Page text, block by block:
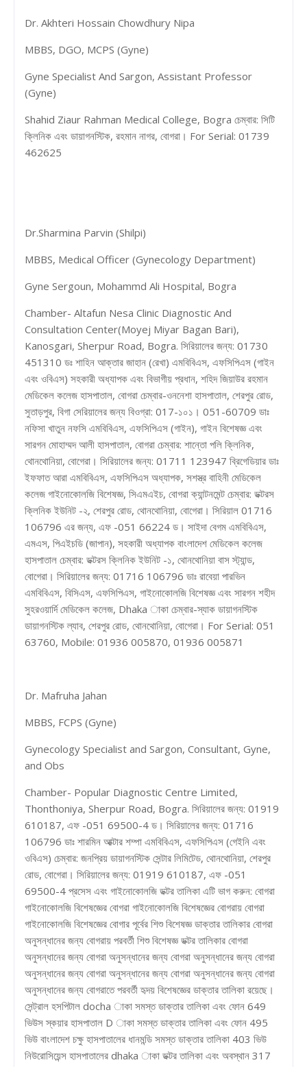
Dr. Akhteri Hossain Chowdhury Nipa
MBBS, DGO, MCPS (Gyne)
Gyne Specialist And Sargon, Assistant Professor
(Gyne)
Shahid Ziaur Rahman Medical College, Bogra চেম্বার: সিটি
ক্লিনিক এবং ডায়াগনস্টিক, রহমান নাগর, বোগরা। For Serial: 01739
462625
Dr.Sharmina Parvin (Shilpi)
MBBS, Medical Officer (Gynecology Department)
Gyne Sergoun, Mohammd Ali Hospital, Bogra
Chamber- Altafun Nesa Clinic Diagnostic And
Consultation Center(Moyej Miyar Bagan Bari),
Kanosgari, Sherpur Road, Bogra. সিরিয়ালের জন্য: 01730
451310 ডঃ শাহিন আক্তার জাহান (রেখা) এমবিবিএস, এফসিপিএস (গাইন
এবং ওবিএস) সহকারী অধ্যাপক এবং বিভাগীয় প্রধান, শহিদ জিয়াউর রহমান
মেডিকেল কলেজ হাসপাতাল, বোগরা চেম্বার-ওননেশা হাসপাতাল, শেরপুর রোড,
সুতাড়পুর, বিগা সেরিয়ালের জন্য বিওগ্রা: 017-১০১। 051-60709 ডাঃ
নফিসা খাতুন নফসি এমবিবিএস, এফসিপিএস (গাইন), গাইন বিশেষজ্ঞ এবং
সারগন মোহাম্মদ আলী হাসপাতাল, বোগরা চেম্বার: শান্তো পলি ক্লিনিক,
থোনথোনিয়া, বোগেরা। সিরিয়ালের জন্য: 01711 123947 ব্রিগেডিয়ার ডাঃ
ইফফাত আরা এমবিবিএস, এফসিপিএস অধ্যাপক, সশস্ত্র বাহিনী মেডিকেল
কলেজ গাইনোকোলজি বিশেষজ্ঞ, সিএমএইচ, বোগরা ক্যান্টনমেন্ট চেম্বার: ডক্টরস
ক্লিনিক ইউনিট -২, শেরপুর রোড, থোনথোনিয়া, বোগেরা। সিরিয়াল 01716
106796 এর জন্য, এফ -051 66224 ড। সাইদা বেগম এমবিবিএস,
এমএস, পিএইচডি (জাপান), সহকারী অধ্যাপক বাংলাদেশ মেডিকেল কলেজ
হাসপাতাল চেম্বার: ডক্টরস ক্লিনিক ইউনিট -১, থোনথোনিয়া বাস স্ট্যান্ড,
বোগেরা। সিরিয়ালের জন্য: 01716 106796 ডাঃ রাবেয়া পারভিন
এমবিবিএস, বিসিএস, এফসিপিএস, গাইনোকোলজি বিশেষজ্ঞ এবং সারগন শহীদ
সুহরওয়ার্দি মেডিকেল কলেজ, Dhaka াকা চেম্বার-স্যাক ডায়াগনস্টিক
ডায়াগনস্টিক ল্যাব, শেরপুর রোড, থোনথোনিয়া, বোগেরা। For Serial: 051
63760, Mobile: 01936 005870, 01936 005871
Dr. Mafruha Jahan
MBBS, FCPS (Gyne)
Gynecology Specialist and Sargon, Consultant, Gyne,
and Obs
Chamber- Popular Diagnostic Centre Limited,
Thonthoniya, Sherpur Road, Bogra. সিরিয়ালের জন্য: 01919
610187, এফ -051 69500-4 ড। সিরিয়ালের জন্য: 01716
106796 ডাঃ শারমিন আক্টার শম্পা এমবিবিএস, এফসিপিএস (গেইনি এবং
ওবিএস) চেম্বার: জনপ্রিয় ডায়াগনস্টিক সেন্টার লিমিটেড, থোনথোনিয়া, শেরপুর
রোড, বোগেরা। সিরিয়ালের জন্য: 01919 610187, এফ -051
69500-4 প্রসেস এবং গাইনোকোলজি ডক্টর তালিকা এটি ভাগ করুন: বোগরা
গাইনোকোলজি বিশেষজ্ঞের বোগরা গাইনোকোলজি বিশেষজ্ঞের বোগরায় বোগরা
গাইনোকোলজি বিশেষজ্ঞের বোগার পূর্বের শিশু বিশেষজ্ঞ ডাক্তার তালিকার বোগরা
অনুসন্ধানের জন্য বোগরায় পরবর্তী শিশু বিশেষজ্ঞ ডক্টর তালিকার বোগরা
অনুসন্ধানের জন্য বোগরা অনুসন্ধানের জন্য বোগরা অনুসন্ধানের জন্য বোগরা
অনুসন্ধানের জন্য বোগরা অনুসন্ধানের জন্য বোগরা অনুসন্ধানের জন্য বোগরা
অনুসন্ধানের জন্য বোগরাতে পরবর্তী হৃদয় বিশেষজ্ঞের ডাক্তার তালিকা রয়েছে।
সেন্ট্রাল হসপিটাল docha াকা সমস্ত ডাক্তার তালিকা এবং ফোন 649
ভিউস স্কয়ার হাসপাতাল D াকা সমস্ত ডাক্তার তালিকা এবং ফোন 495
ভিউ বাংলাদেশ চক্ষু হাসপাতালের ধানমন্ডি সমস্ত ডাক্তার তালিকা 403 ভিউ
নিউরোসিয়েন্স হাসপাতালের dhaka াকা ডক্টর তালিকা এবং অবস্থান 317